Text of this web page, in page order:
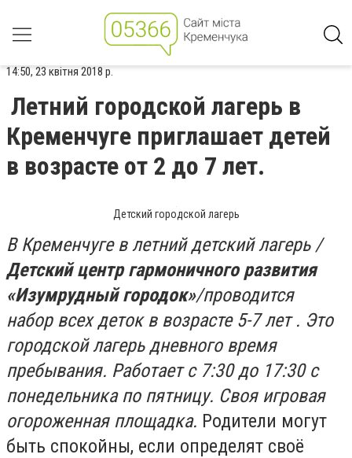
14:50, 23 квітня 2018 р.
Летний городской лагерь в
Кременчуге приглашает детей
в возрасте от 2 до 7 лет.
Детский городской лагерь
В Кременчуге в летний детский лагерь /
Детский центр гармоничного развития
«Изумрудный городок»/проводится
набор всех деток в возрасте 5-7 лет. Это
городской лагерь дневного время
пребывания. Работает с 7:30 до 17:30 с
понедельника по пятницу. Своя игровая
огороженная площадка. Родители могут
быть спокойны, если определят своё